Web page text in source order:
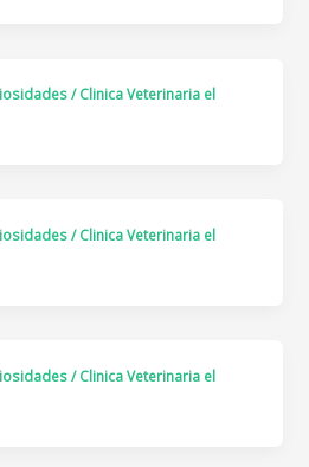
/Clinica Veterinaria el
/Clinica Veterinaria el
/Clinica Veterinaria el